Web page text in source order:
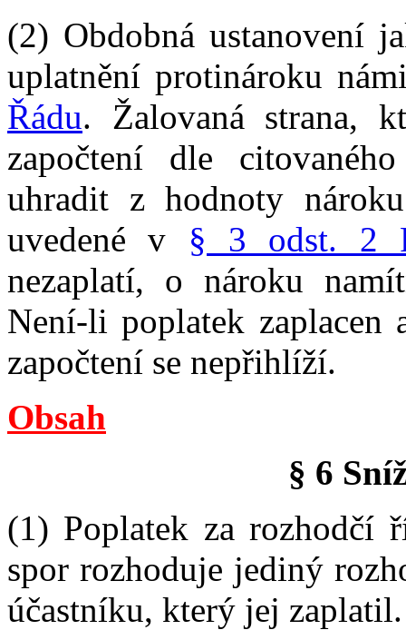
(2) Obdobná ustanovení
uplatnění protinároku
Řádu. Žalovaná strana,
započtení dle
uhradit z hodnoty
uvedené v § 3 odst. 2
nezaplatí, o nároku
Není-li poplatek zaplacen
započtení se nepřihlíží.
Obsah
§ 6
(1) Poplatek za rozhodčí
spor rozhoduje jediný
účastníku, který jej zaplatil.